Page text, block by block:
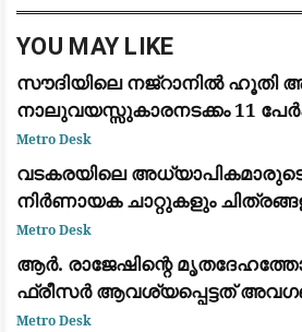
YOU MAY LIKE
സൗദിയിലെ നജ്‌റാനിൽ ഹൂതി
നാലുവയസ്സുകാരനടക്കം 11
Metro Desk
വടകരയിലെ അധ്യാപികമാരുടെ
നിർണായക ചാറ്റുകളും
സംഘത്തിന് ലഭിച്ചു
Metro Desk
ആര്‍. രാജേഷിന്റെ
ഫ്രീസര്‍ ആവശ്യപ്പെട്ടത്
പയ്യന്നൂര്‍
Metro Desk